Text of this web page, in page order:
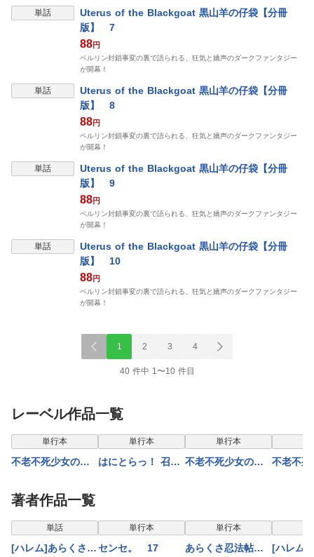
単話
Uterus of the Blackgoat 黒山羊の仔袋【分冊
版】 7
88円
ベルリン封鎖事変の裏で語られる、狂気と嬌声のダークファンタジー
が開幕！
単話
Uterus of the Blackgoat 黒山羊の仔袋【分冊
版】 8
88円
ベルリン封鎖事変の裏で語られる、狂気と嬌声のダークファンタジー
が開幕！
単話
Uterus of the Blackgoat 黒山羊の仔袋【分冊
版】 9
88円
ベルリン封鎖事変の裏で語られる、狂気と嬌声のダークファンタジー
が開幕！
単話
Uterus of the Blackgoat 黒山羊の仔袋【分冊
版】 10
88円
ベルリン封鎖事変の裏で語られる、狂気と嬌声のダークファンタジー
が開幕！
1 2 3 4
40 件中 1〜10 件目
レーベル作品一覧
単行本
不老不死少女の苗
単行本
はにとらっ！ 召喚
単行本
不老不死少女の苗
不老不死
著者作品一覧
表示制限中
単話
[ハレム]あらくさ忍
単行本
センセ。 17
表示制限中
単行本
あらくさ忍法帖
表示
[ハレム]